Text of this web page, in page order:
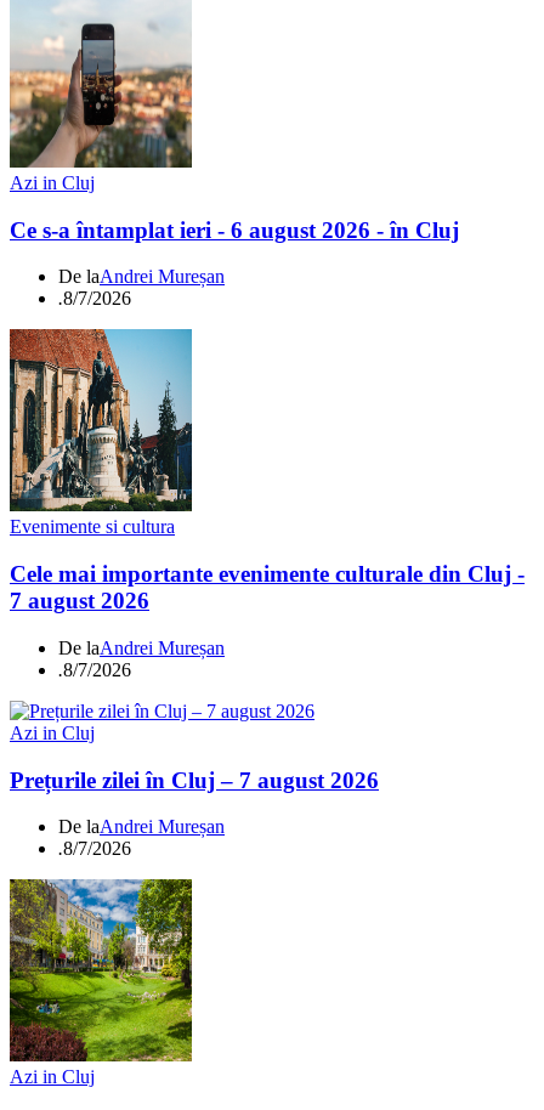
Azi in Cluj
Ce s-a întamplat ieri - 6 august 2026 - în Cluj
De laAndrei Mureșan
.8/7/2026
Evenimente si cultura
Cele mai importante evenimente culturale din Cluj -
7 august 2026
De laAndrei Mureșan
.8/7/2026
Azi in Cluj
Prețurile zilei în Cluj – 7 august 2026
De laAndrei Mureșan
.8/7/2026
Azi in Cluj